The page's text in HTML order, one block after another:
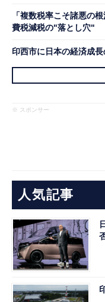
「複数税率こそ諸悪の
費税減税の"落とし穴"
印西市に日本の経済成
※ スポンサー
人気記事